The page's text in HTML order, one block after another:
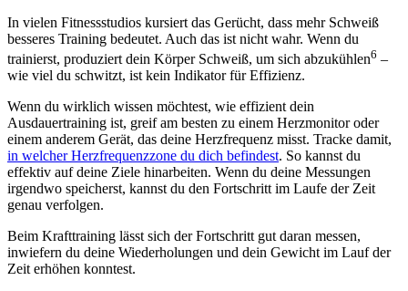
In vielen Fitnessstudios kursiert das Gerücht, dass mehr Schweiß
besseres Training bedeutet. Auch das ist nicht wahr. Wenn du
trainierst, produziert dein Körper Schweiß, um sich abzukühlen6 –
wie viel du schwitzt, ist kein Indikator für Effizienz.
Wenn du wirklich wissen möchtest, wie effizient dein
Ausdauertraining ist, greif am besten zu einem Herzmonitor oder
einem anderem Gerät, das deine Herzfrequenz misst. Tracke damit,
in welcher Herzfrequenzzone du dich befindest. So kannst du
effektiv auf deine Ziele hinarbeiten. Wenn du deine Messungen
irgendwo speicherst, kannst du den Fortschritt im Laufe der Zeit
genau verfolgen.
Beim Krafttraining lässt sich der Fortschritt gut daran messen,
inwiefern du deine Wiederholungen und dein Gewicht im Lauf der
Zeit erhöhen konntest.